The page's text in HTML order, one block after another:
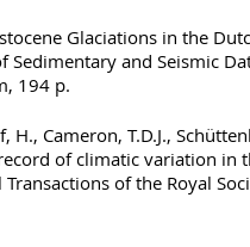
Glaciations in the
Sedimentary and Seismic
194 p.
H., Cameron, T.D.J.,
of climatic variation in
of the Royal